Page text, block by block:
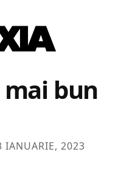
bun
IANUARIE, 2023